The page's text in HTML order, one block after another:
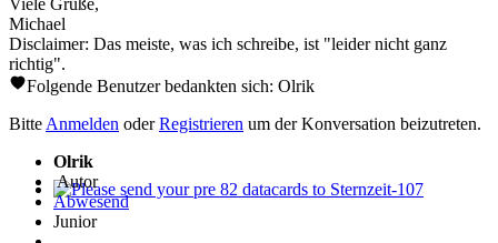
Please send your pre 82 datacards to Sternzeit-107
Michael
Disclaimer: Das meiste, was ich schreibe, ist "leider nicht ganz
richtig".
Folgende Benutzer bedankten sich: Olrik
Bitte Anmelden oderRegistrieren um der Konversation beizutreten.
Olrik
Autor
Abwesend
Junior